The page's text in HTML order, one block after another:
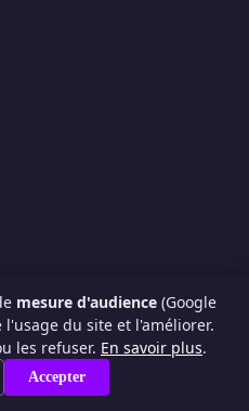
Ecrivains · m-e-l.fr
mesure d'audience(Google
du site et l'améliorer.
les refuser. En savoir plus.
Accepter